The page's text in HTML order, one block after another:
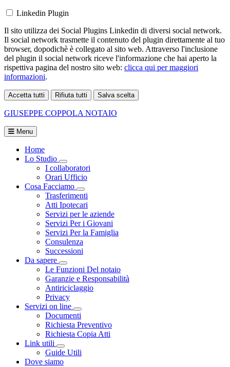
Linkedin Plugin
Il sito utilizza dei Social Plugins Linkedin di diversi social network.
Il social network trasmette il contenuto del plugin direttamente al tuo
browser, dopodichè è collegato al sito web. Attraverso l'inclusione
del plugin il social network riceve l'informazione che hai aperto la
rispettiva pagina del nostro sito web: clicca qui per maggiori
informazioni.
Accetta tutti Rifiuta tutti Salva scelta
GIUSEPPE COPPOLA NOTAIO
Menu
Home
Lo Studio
Visualizza menù di secondo livello
I collaboratori
Orari Ufficio
Cosa Facciamo
Visualizza menù di secondo livello
Trasferimenti
Atti Ipotecari
Servizi per le aziende
Servizi Per i Giovani
Servizi Per la Famiglia
Consulenza
Successioni
Da sapere
Visualizza menù di secondo livello
Le Funzioni Del notaio
Garanzie e Responsabilità
Antiriciclaggio
Privacy
Servizi on line
Visualizza menù di secondo livello
Documenti
Richiesta Preventivo
Richiesta Copia Atti
Link utili
Visualizza menù di secondo livello
Guide Utili
Dove siamo